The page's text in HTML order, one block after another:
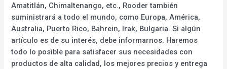
Amatitlán, Chimaltenango, etc., Rooder también
suministrará a todo el mundo, como Europa, América,
Australia, Puerto Rico, Bahrein, Irak, Bulgaria. Si algún
artículo es de su interés, debe informarnos. Haremos
todo lo posible para satisfacer sus necesidades con
productos de alta calidad, los mejores precios y entrega